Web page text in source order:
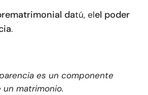
datú, elel poder
.
es un componente
un matrimonio.